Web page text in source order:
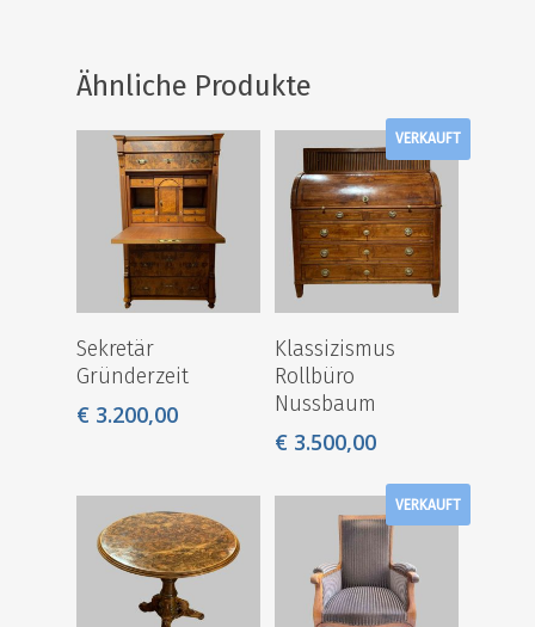
Ähnliche Produkte
Sekretär
Gründerzeit
€ 3.200,00
VERKAUFT
Klassizismus
Rollbüro
Nussbaum
€ 3.500,00
VERKAUFT